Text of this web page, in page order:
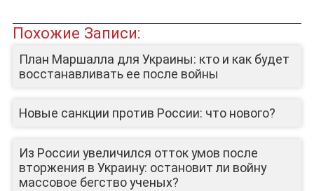
Похожие Записи:
План Маршалла для Украины: кто и как будет
восстанавливать ее после войны
Новые санкции против России: что нового?
Из России увеличился отток умов после
вторжения в Украину: остановит ли войну
массовое бегство ученых?